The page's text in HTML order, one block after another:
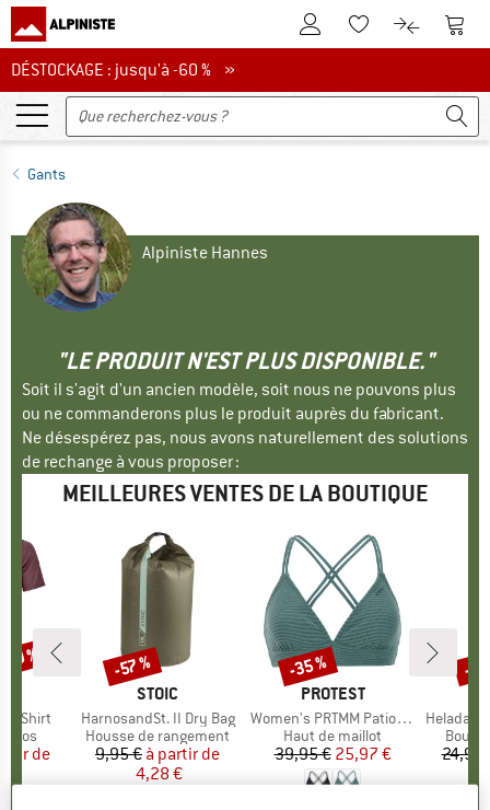
Vers le compte client
Vers la liste
Vers le
DÉSTOCKAGE : jusqu'à -60 %
DÉSTOCKAGE : jusqu'à -60 % »
Gants
Alpiniste Hannes
"LE PRODUIT N'EST PLUS DISPONIBLE."
Soit il s'agit d'un ancien modèle, soit nous ne pouvons plus
ou ne commanderons plus le produit auprès du fabricant.
Ne désespérez pas, nous avons naturellement des solutions
de rechange à vous proposer :
MEILLEURES VENTES DE LA BOUTIQUE
T-Shirt
réduit
de
%
MARQUE
STOIC
Article
HarnosandSt. II Dry Bag
Product group
Housse de rangement
Prix
9,95 € Prix réduit
à partir de
4,28 €
Remise
-57 %
MARQUE
PROTEST
Article
Women's PRTMM Patio Triangle
Product group
Haut de maillot
Prix
39,95 € Prix réduit
25,97 €
Remise
-35 %
Article
HeladagenSt.
24,95
-